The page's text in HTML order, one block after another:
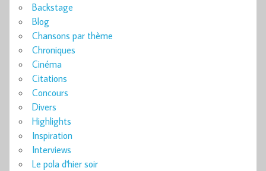
Backstage
Blog
Chansons par thème
Chroniques
Cinéma
Citations
Concours
Divers
Highlights
Inspiration
Interviews
Le pola d'hier soir